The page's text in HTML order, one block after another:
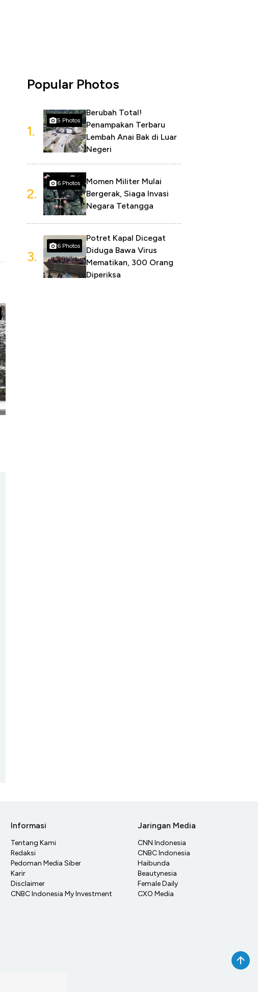
Popular Photos
1.
5 Photos
Berubah Total!
Penampakan Terbaru
Lembah Anai Bak di Luar
Negeri
2.
6 Photos
Momen Militer Mulai
Bergerak, Siaga Invasi
Negara Tetangga
3.
6 Photos
Potret Kapal Dicegat
Diduga Bawa Virus
Mematikan, 300 Orang
Diperiksa
Informasi
Tentang Kami
Redaksi
Pedoman Media Siber
Karir
Disclaimer
CNBC Indonesia My Investment
Jaringan Media
CNN Indonesia
CNBC Indonesia
Haibunda
Beautynesia
Female Daily
CXO Media